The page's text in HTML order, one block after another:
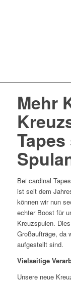
Mehr
Bei cardinal
ist seit dem
können wir nun
echter Boost für
Kreuzspulen.
Großaufträge, da
aufgestellt sind.
Vielseitige
Unsere neue